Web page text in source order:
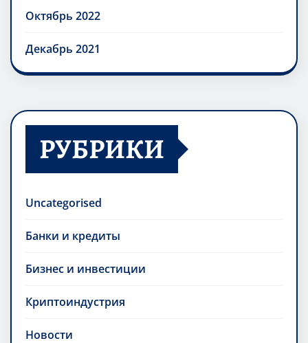
Октябрь 2022
Декабрь 2021
РУБРИКИ
Uncategorised
Банки и кредиты
Бизнес и инвестиции
Криптоиндустрия
Новости